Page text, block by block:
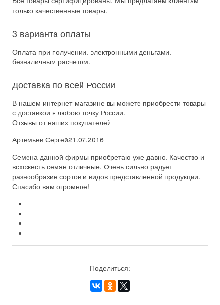
только качественные товары.
3 варианта оплаты
Оплата при получении, электронными деньгами,
безналичным расчетом.
Доставка по всей России
В нашем интернет-магазине вы можете приобрести товары
с доставкой в любою точку России.
Отзывы от наших покупателей
Артемьев Сергей21.07.2016
Семена данной фирмы приобретаю уже давно. Качество и
всхожесть семян отличные. Очень сильно радует
разнообразие сортов и видов представленной продукции.
Спасибо вам огромное!
Поделиться: